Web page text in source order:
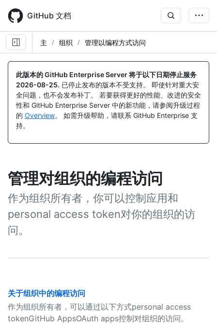
main
content
GitHub 文档
主 组织 管理以编程方式访问
此版本的 GitHub Enterprise Server 将于以下日期停止服务
2026-08-25. 已停止发布的版本不受支持。 即使针对重大安
全问题，也不会发布补丁。 若要获得更好的性能、改进的安全
性和 GitHub Enterprise Server 中的新功能，请参阅升级过程
的 Overview。 如需升级帮助，请联系 GitHub Enterprise 支
持。
管理对组织的编程访问
作为组织所有者，你可以控制应用和
personal access token对你的组织的访
问。
关于组织中的编程访问
作为组织所有者，可以通过以下方式personal access
tokenGitHub AppsOAuth apps控制对组织的访问。